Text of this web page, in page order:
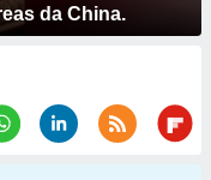
da China.